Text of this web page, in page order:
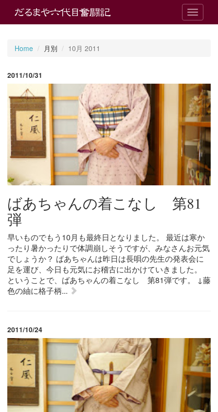
T
o
a
v
i
g
a
i
n
Home 月別 10月 2011
2011/10/31
ばあちゃんの着こなし 第81
弾
早いものでもう10月も最終日となりました。 最近は寒か
ったり暑かったりで体調崩しそうですが、みなさんお元気
でしょうか？ ばあちゃんは昨日は長唄の先生の発表会に
足を運び、今日も元気にお稽古に出かけていきました。
ということで、ばあちゃんの着こなし 第81弾です。 ↓藤
色の紬に格子柄...
2011/10/24